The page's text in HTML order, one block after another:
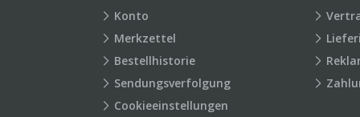
Konto
Merkzettel
Bestellhistorie
Sendungsverfolgung
Cookieeinstellungen